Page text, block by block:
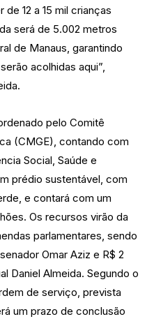
12 a 15 mil crianças
será de 5.002 metros
de Manaus, garantindo
acolhidas aqui”,
pelo Comitê
(CMGE), contando com
Social, Saúde e
prédio sustentável, com
e contará com um
Os recursos virão da
parlamentares, sendo
Omar Aziz e R$ 2
Daniel Almeida. Segundo o
de serviço, prevista
um prazo de conclusão